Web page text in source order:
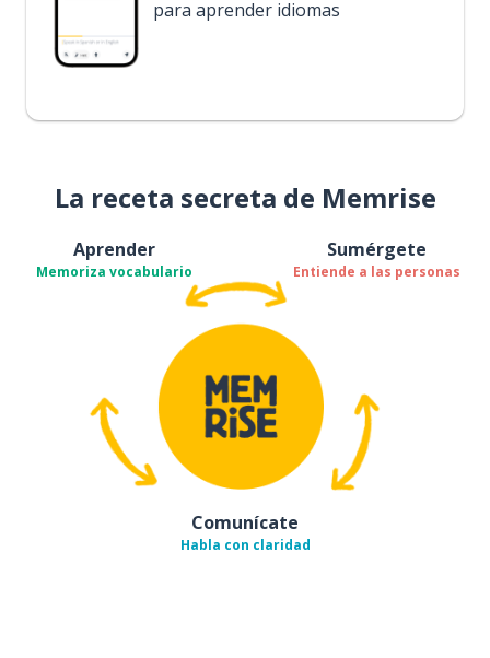
para aprender idiomas
La receta secreta de Memrise
Aprender
Memoriza vocabulario
Sumérgete
Entiende a las personas
Comunícate
Habla con claridad